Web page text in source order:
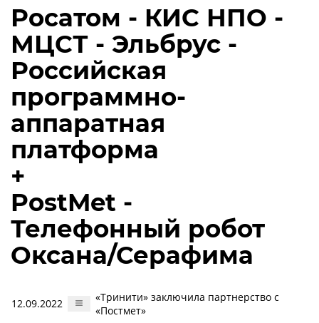
Росатом - КИС НПО -
МЦСТ - Эльбрус -
Российская
программно-
аппаратная
платформа
+
PostMet -
Телефонный робот
Оксана/Серафима
12.09.2022
«Тринити» заключила партнерство с
«Постмет»